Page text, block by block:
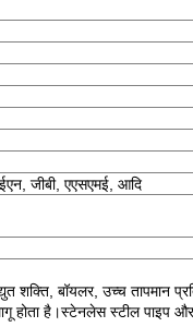
जीबी, एएसएमई, आदि
शक्ति, बॉयलर, उच्च तापमान
होता है।स्टेनलेस स्टील पाइप